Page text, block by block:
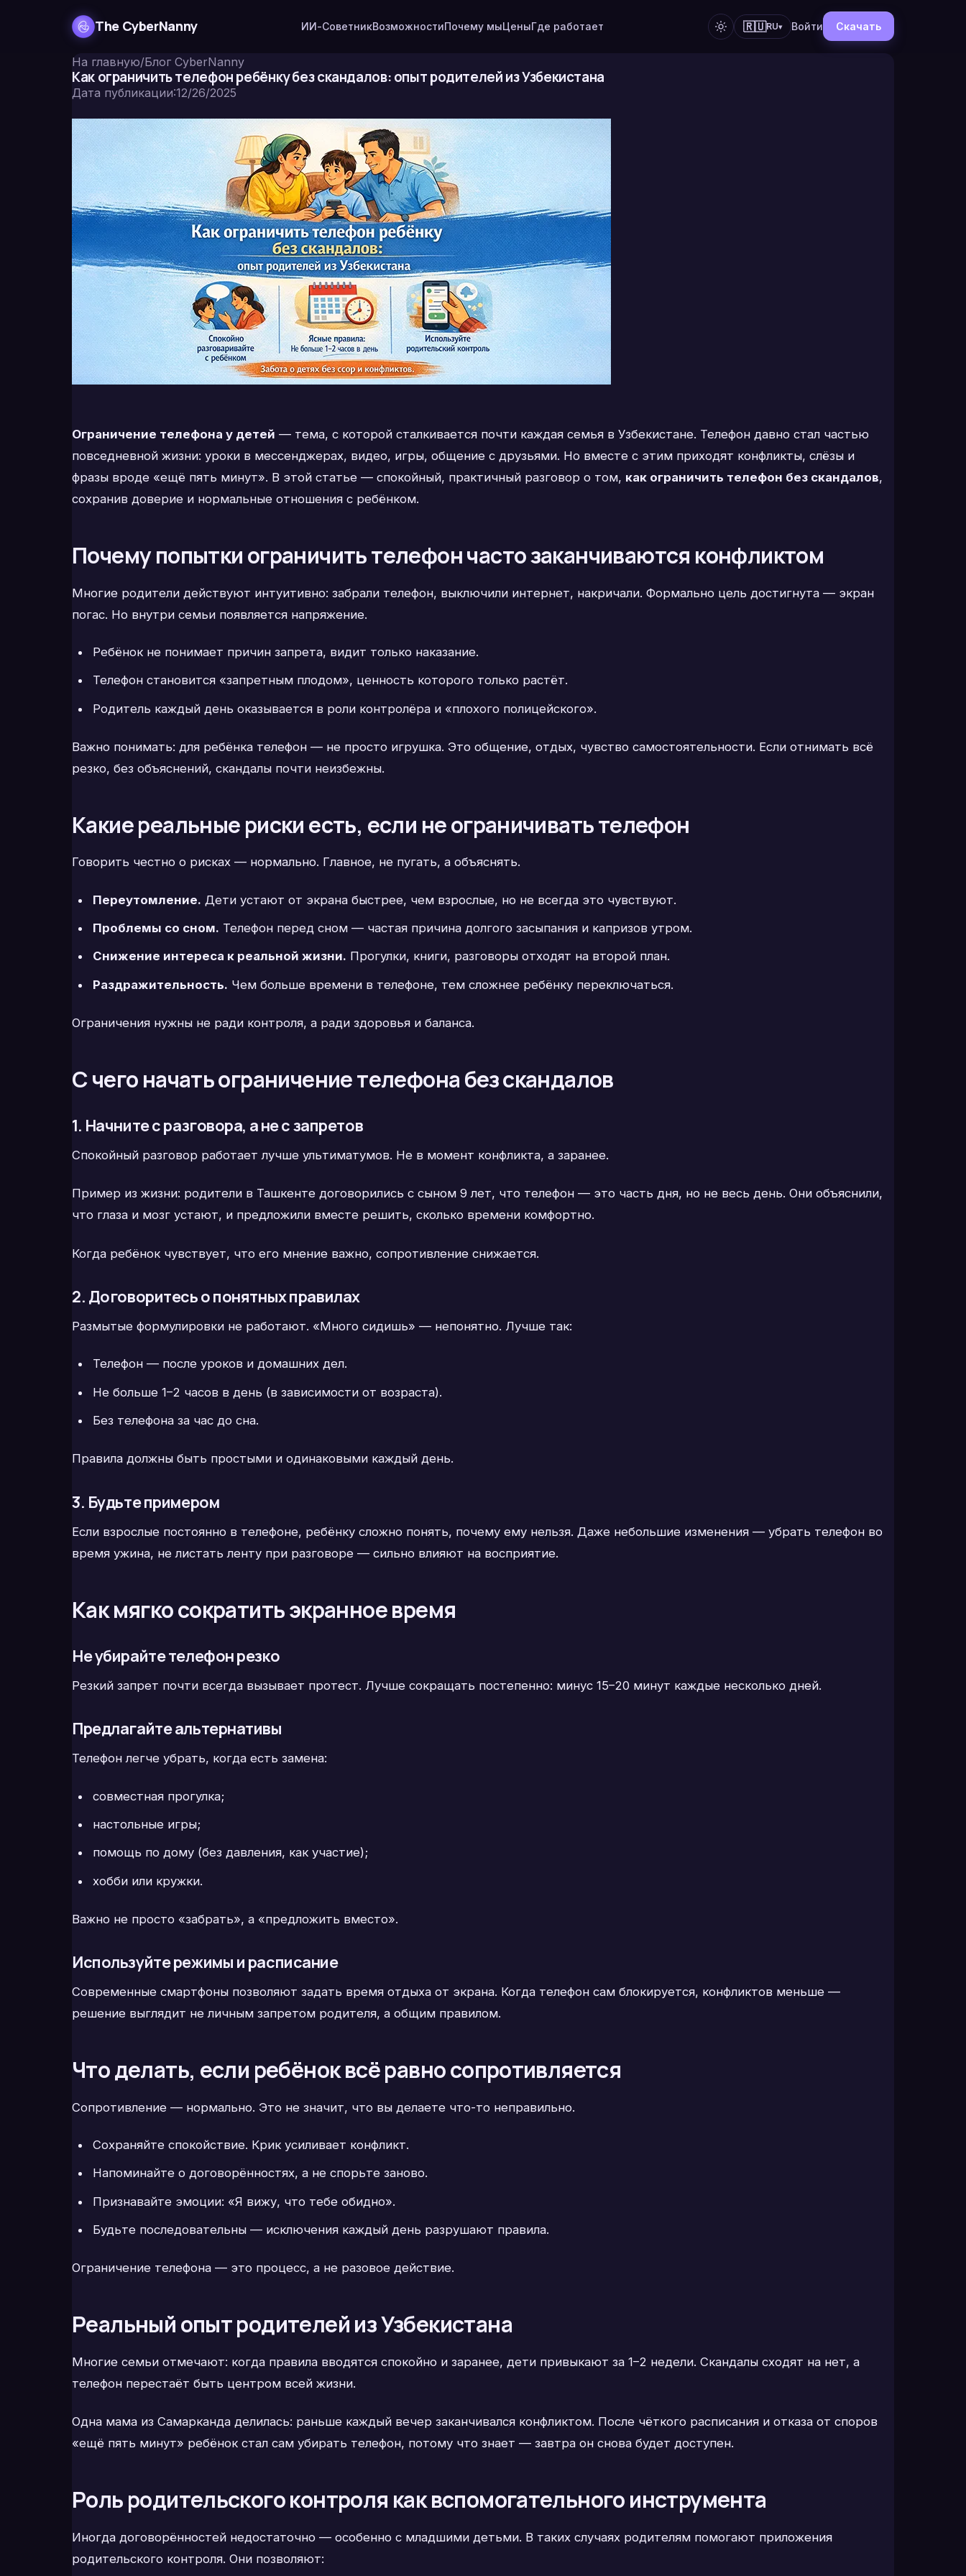
The CyberNanny ИИ-СоветникВозможностиПочему мыЦеныГде работает 🇷🇺RU▾ Войти Скачать
На главную/Блог CyberNanny
Как ограничить телефон ребёнку без скандалов: опыт родителей из Узбекистана
Дата публикации:12/26/2025
Ограничение телефона у детей — тема, с которой сталкивается почти каждая семья в Узбекистане. Телефон давно стал частью
повседневной жизни: уроки в мессенджерах, видео, игры, общение с друзьями. Но вместе с этим приходят конфликты, слёзы и
фразы вроде «ещё пять минут». В этой статье — спокойный, практичный разговор о том, как ограничить телефон без скандалов,
сохранив доверие и нормальные отношения с ребёнком.
Почему попытки ограничить телефон часто заканчиваются конфликтом
Многие родители действуют интуитивно: забрали телефон, выключили интернет, накричали. Формально цель достигнута — экран
погас. Но внутри семьи появляется напряжение.
Ребёнок не понимает причин запрета, видит только наказание.
Телефон становится «запретным плодом», ценность которого только растёт.
Родитель каждый день оказывается в роли контролёра и «плохого полицейского».
Важно понимать: для ребёнка телефон — не просто игрушка. Это общение, отдых, чувство самостоятельности. Если отнимать всё
резко, без объяснений, скандалы почти неизбежны.
Какие реальные риски есть, если не ограничивать телефон
Говорить честно о рисках — нормально. Главное, не пугать, а объяснять.
Переутомление. Дети устают от экрана быстрее, чем взрослые, но не всегда это чувствуют.
Проблемы со сном. Телефон перед сном — частая причина долгого засыпания и капризов утром.
Снижение интереса к реальной жизни. Прогулки, книги, разговоры отходят на второй план.
Раздражительность. Чем больше времени в телефоне, тем сложнее ребёнку переключаться.
Ограничения нужны не ради контроля, а ради здоровья и баланса.
С чего начать ограничение телефона без скандалов
1. Начните с разговора, а не с запретов
Спокойный разговор работает лучше ультиматумов. Не в момент конфликта, а заранее.
Пример из жизни: родители в Ташкенте договорились с сыном 9 лет, что телефон — это часть дня, но не весь день. Они объяснили,
что глаза и мозг устают, и предложили вместе решить, сколько времени комфортно.
Когда ребёнок чувствует, что его мнение важно, сопротивление снижается.
2. Договоритесь о понятных правилах
Размытые формулировки не работают. «Много сидишь» — непонятно. Лучше так:
Телефон — после уроков и домашних дел.
Не больше 1–2 часов в день (в зависимости от возраста).
Без телефона за час до сна.
Правила должны быть простыми и одинаковыми каждый день.
3. Будьте примером
Если взрослые постоянно в телефоне, ребёнку сложно понять, почему ему нельзя. Даже небольшие изменения — убрать телефон во
время ужина, не листать ленту при разговоре — сильно влияют на восприятие.
Как мягко сократить экранное время
Не убирайте телефон резко
Резкий запрет почти всегда вызывает протест. Лучше сокращать постепенно: минус 15–20 минут каждые несколько дней.
Предлагайте альтернативы
Телефон легче убрать, когда есть замена:
совместная прогулка;
настольные игры;
помощь по дому (без давления, как участие);
хобби или кружки.
Важно не просто «забрать», а «предложить вместо».
Используйте режимы и расписание
Современные смартфоны позволяют задать время отдыха от экрана. Когда телефон сам блокируется, конфликтов меньше —
решение выглядит не личным запретом родителя, а общим правилом.
Что делать, если ребёнок всё равно сопротивляется
Сопротивление — нормально. Это не значит, что вы делаете что-то неправильно.
Сохраняйте спокойствие. Крик усиливает конфликт.
Напоминайте о договорённостях, а не спорьте заново.
Признавайте эмоции: «Я вижу, что тебе обидно».
Будьте последовательны — исключения каждый день разрушают правила.
Ограничение телефона — это процесс, а не разовое действие.
Реальный опыт родителей из Узбекистана
Многие семьи отмечают: когда правила вводятся спокойно и заранее, дети привыкают за 1–2 недели. Скандалы сходят на нет, а
телефон перестаёт быть центром всей жизни.
Одна мама из Самарканда делилась: раньше каждый вечер заканчивался конфликтом. После чёткого расписания и отказа от споров
«ещё пять минут» ребёнок стал сам убирать телефон, потому что знает — завтра он снова будет доступен.
Роль родительского контроля как вспомогательного инструмента
Иногда договорённостей недостаточно — особенно с младшими детьми. В таких случаях родителям помогают приложения
родительского контроля. Они позволяют: